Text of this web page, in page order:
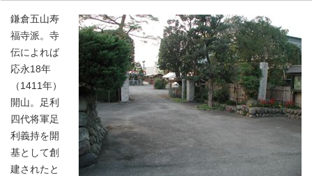
鎌倉五山寿
福寺派。寺
伝によれば
応永18年
（1411年）
開山。足利
四代将軍足
利義持を開
基として創
建されたと